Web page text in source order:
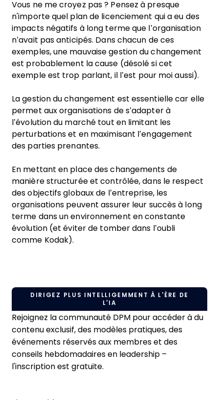
Vous ne me croyez pas ? Pensez à presque
n'importe quel plan de licenciement qui a eu des
impacts négatifs à long terme que l’organisation
n’avait pas anticipés. Dans chacun de ces
exemples, une mauvaise gestion du changement
est probablement la cause (désolé si cet
exemple est trop parlant, il l’est pour moi aussi).
La gestion du changement est essentielle car elle
permet aux organisations de s’adapter à
l’évolution du marché tout en limitant les
perturbations et en maximisant l’engagement
des parties prenantes.
En mettant en place des changements de
manière structurée et contrôlée, dans le respect
des objectifs globaux de l’entreprise, les
organisations peuvent assurer leur succès à long
terme dans un environnement en constante
évolution (et éviter de tomber dans l’oubli
comme Kodak).
DIRIGEZ PLUS INTELLIGEMMENT À L'ÈRE DE
L'IA
Rejoignez la communauté DPM pour accéder à du
contenu exclusif, des modèles pratiques, des
événements réservés aux membres et des
conseils hebdomadaires en leadership –
l'inscription est gratuite.